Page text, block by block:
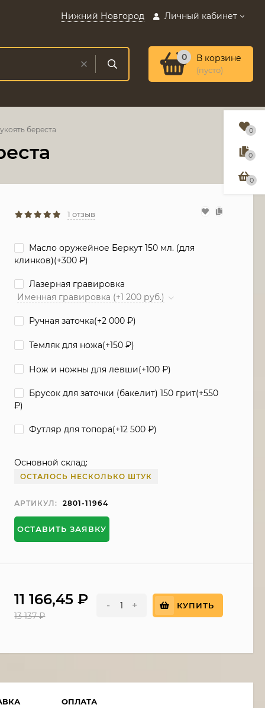
Нижний Новгород Личный кабинет
0 В корзине
(пусто)
береста
1 отзыв
Масло оружейное Беркут 150 мл. (для
клинков)(+300₽)
Лазерная гравировка
Именная гравировка (+1 200 руб.)
Ручная заточка(+2 000₽)
Темляк для ножа(+150₽)
Нож и ножны для левши(+100₽)
Брусок для заточки (бакелит) 150 грит(+550
₽)
Футляр для топора(+12 500₽)
Основной склад:
ОСТАЛОСЬ НЕСКОЛЬКО ШТУК
АРТИКУЛ: 2801-11964
ОСТАВИТЬ ЗАЯВКУ
11 166,45₽
13 137₽
- + КУПИТЬ
ОПЛАТА
0
0
0